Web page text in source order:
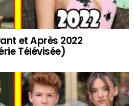
et Après 2022
Télévisée)